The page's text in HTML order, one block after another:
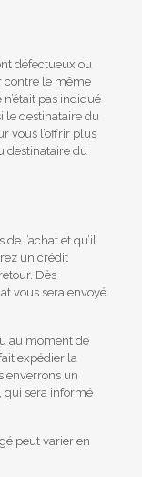
défectueux ou
contre le même
pas indiqué
le destinataire du
vous l’offrir plus
destinataire du
l’achat et qu’il
un crédit
Dès
vous sera envoyé
au moment de
expédier la
enverrons un
qui sera informé
peut varier en